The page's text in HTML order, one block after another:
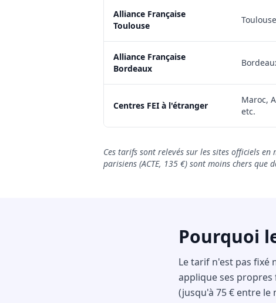
Alliance Française
Toulouse
Toulouse
Alliance Française
Bordeaux
Centres FEI à l'étranger
Maroc,
etc.
Ces tarifs sont relevés sur les sites officiels
parisiens (ACTE, 135 €) sont moins chers
Pourquoi
Le tarif n'est pas fixé
applique ses propres
(jusqu'à 75 € entre le